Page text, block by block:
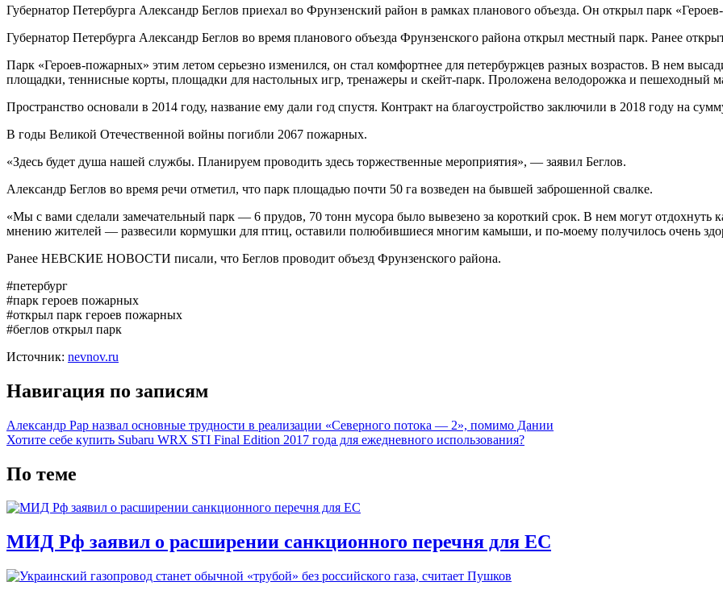
Губернатор Петербурга Александр Беглов приехал во Фрунзенский район в рамках планового объезда. Он открыл парк
Губернатор Петербурга Александр Беглов во время планового объезда Фрунзенского района открыл местный парк. Ранее
Парк «Героев-пожарных» этим летом серьезно изменился, он стал комфортнее для петербуржцев разных возрастов. В нем
площадки, теннисные корты, площадки для настольных игр, тренажеры и скейт-парк. Проложена велодорожка и пешеходный
Пространство основали в 2014 году, название ему дали год спустя. Контракт на благоустройство заключили в 2018 году на
В годы Великой Отечественной войны погибли 2067 пожарных.
«Здесь будет душа нашей службы. Планируем проводить здесь торжественные мероприятия», — заявил Беглов.
Александр Беглов во время речи отметил, что парк площадью почти 50 га возведен на бывшей заброшенной свалке.
«Мы с вами сделали замечательный парк — 6 прудов, 70 тонн мусора было вывезено за короткий срок. В нем могут
мнению жителей — развесили кормушки для птиц, оставили полюбившиеся многим камыши, и по-моему получилось очень
Ранее НЕВСКИЕ НОВОСТИ писали, что Беглов проводит объезд Фрунзенского района.
#петербург
#парк героев пожарных
#открыл парк героев пожарных
#беглов открыл парк
Источник: nevnov.ru
Навигация по записям
Александр Рар назвал основные трудности в реализации «Северного потока — 2», помимо Дании
Хотите себе купить Subaru WRX STI Final Edition 2017 года для ежедневного использования?
По теме
МИД Рф заявил о расширении санкционного перечня для ЕС